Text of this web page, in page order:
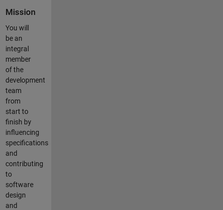
Mission
You will
be an
integral
member
of the
development
team
from
start to
finish by
influencing
specifications
and
contributing
to
software
design
and